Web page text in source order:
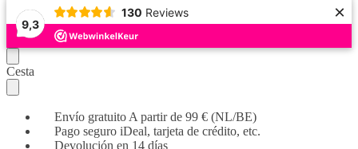
9,3
130 Reviews ×
Seguir
navegando
Ir
al
contenido
Cesta
Envío gratuito A partir de 99 € (NL/BE)
Pago seguro iDeal, tarjeta de crédito, etc.
Devolución en 14 días